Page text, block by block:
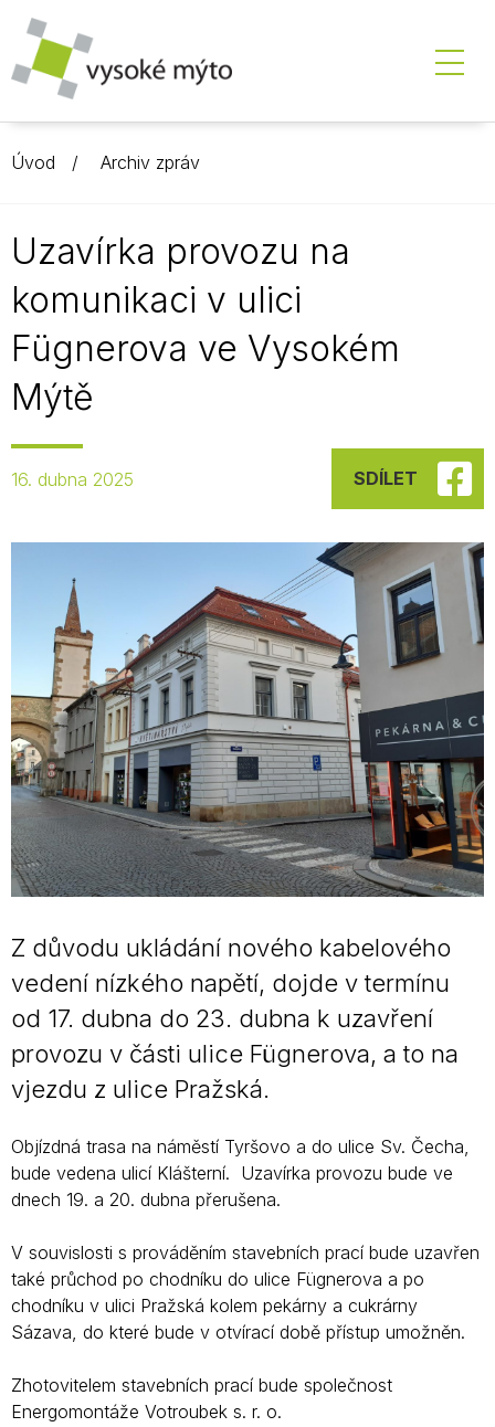
Úvod Archiv zpráv
Uzavírka provozu na
komunikaci v ulici
Fügnerova ve Vysokém
Mýtě
16. dubna 2025 SDÍLET
Z důvodu ukládání nového kabelového
vedení nízkého napětí, dojde v termínu
od 17. dubna do 23. dubna k uzavření
provozu v části ulice Fügnerova, a to na
vjezdu z ulice Pražská.
Objízdná trasa na náměstí Tyršovo a do ulice Sv. Čecha,
bude vedena ulicí Klášterní. Uzavírka provozu bude ve
dnech 19. a 20. dubna přerušena.
V souvislosti s prováděním stavebních prací bude uzavřen
také průchod po chodníku do ulice Fügnerova a po
chodníku v ulici Pražská kolem pekárny a cukrárny
Sázava, do které bude v otvírací době přístup umožněn.
Zhotovitelem stavebních prací bude společnost
Energomontáže Votroubek s. r. o.